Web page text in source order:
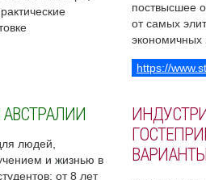
поствысшее
от самых
экономичных
https://
людей,
и жизнью в
от 8 лет
ВАРИАНТЫ